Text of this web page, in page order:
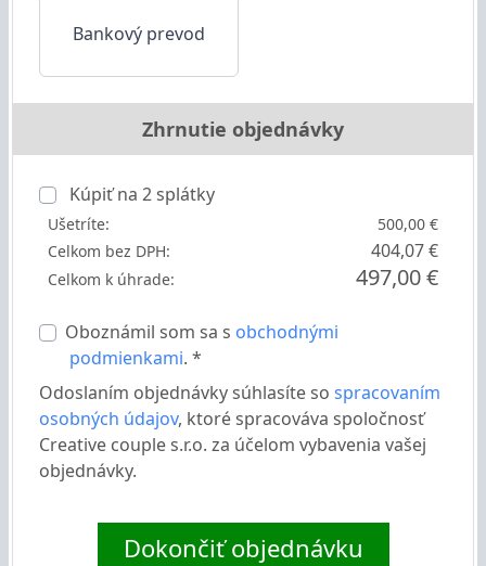
Bankový prevod
Zhrnutie objednávky
Kúpiť na 2splátky
Ušetríte:
500,00 €
Celkom bez DPH:
404,07 €
Celkom k úhrade: 497,00 €
Oboznámil som sa s obchodnými
podmienkami. *
Odoslaním objednávky súhlasíte so spracovaním
osobných údajov, ktoré spracováva spoločnosť
Creative couple s.r.o. za účelom vybavenia vašej
objednávky.
Dokončiť objednávku